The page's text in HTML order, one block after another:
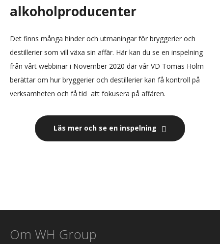
alkoholproducenter
Det finns många hinder och utmaningar för bryggerier och
destillerier som vill växa sin affär. Här kan du se en inspelning
från vårt webbinar i November 2020 där vår VD Tomas Holm
berättar om hur bryggerier och destillerier kan få kontroll på
verksamheten och få tid att fokusera på affären.
Läs mer och se en inspelning
Om WH Group